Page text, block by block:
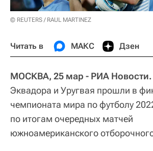
© REUTERS / RAUL MARTINEZ
Читать в МАКС Дзен
МОСКВА, 25 мар - РИА Новости.
Эквадора и Уругвая прошли в
чемпионата мира по футболу
по итогам очередных матчей
южноамериканского